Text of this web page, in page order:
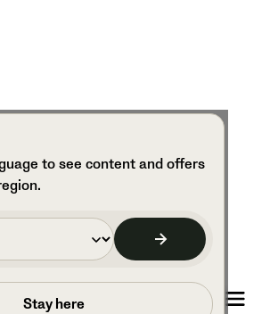
Umów rozmowę
to see content and offers
Stay here